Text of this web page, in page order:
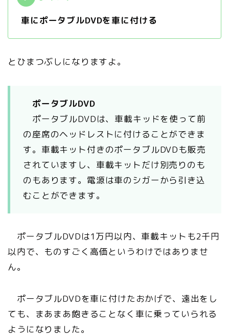
車にポータブルDVDを車に付ける
とひまつぶしになりますよ。
ポータブルDVD
ポータブルDVDは、車載キッドを使って前
の座席のヘッドレストに付けることができま
す。車載キット付きのポータブルDVDも販売
されていますし、車載キットだけ別売りのも
のもあります。電源は車のシガーから引き込
むことができます。
ポータブルDVDは1万円以内、車載キットも2千円
以内で、ものすごく高価というわけではありませ
ん。
ポータブルDVDを車に付けたおかげで、遠出をし
ても、まあまあ飽きることなく車に乗っていられる
ようになりました。